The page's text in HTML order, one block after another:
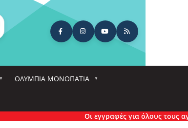
ΟΛΎΜΠΙΑ ΜΟΝΟΠΆΤΙΑ
Οι εγγραφές για όλους τους